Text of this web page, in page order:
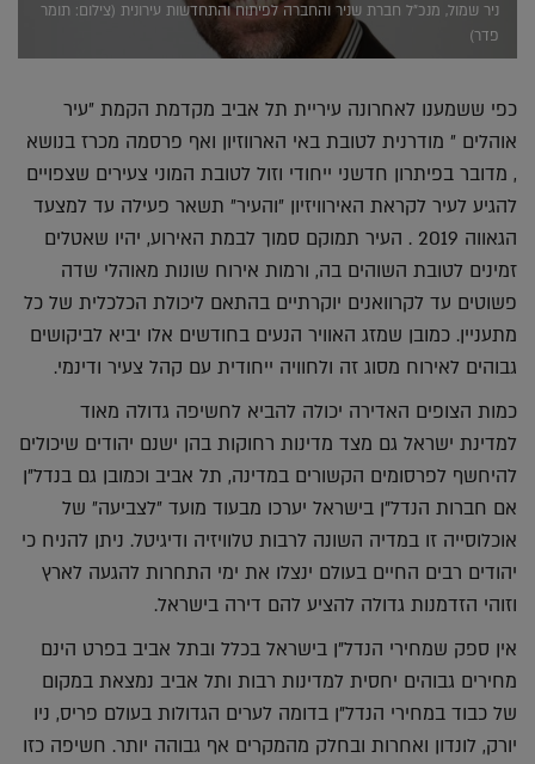
ניר שמול, מנכ"ל חברת שניר והחברה לפיתוח והתחדשות עירונית (צילום: תומר
פדר)
כפי ששמענו לאחרונה עיריית תל אביב מקדמת הקמת ״עיר
אוהלים ״ מודרנית לטובת באי הארווזיון ואף פרסמה מכרז בנושא
, מדובר בפיתרון חדשני ייחודי וזול לטובת המוני צעירים שצפויים
להגיע לעיר לקראת האירוויזיון ״והעיר״ תשאר פעילה עד למצעד
הגאווה 2019 . העיר תמוקם סמוך לבמת האירוע, יהיו שאטלים
זמינים לטובת השוהים בה, ורמות אירוח שונות מאוהלי שדה
פשוטים עד לקרוואנים יוקרתיים בהתאם ליכולת הכלכלית של כל
מתעניין. כמובן שמזג האוויר הנעים בחודשים אלו יביא לביקושים
גבוהים לאירוח מסוג זה ולחוויה ייחודית עם קהל צעיר ודינמי.
כמות הצופים האדירה יכולה להביא לחשיפה גדולה מאוד
למדינת ישראל גם מצד מדינות רחוקות בהן ישנם יהודים שיכולים
להיחשף לפרסומים הקשורים במדינה, תל אביב וכמובן גם בנדל"ן
אם חברות הנדל"ן בישראל יערכו מבעוד מועד ״לצביעה״ של
אוכלוסייה זו במדיה השונה לרבות טלוויזיה ודיגיטל. ניתן להניח כי
יהודים רבים החיים בעולם ינצלו את ימי התחרות להגעה לארץ
וזוהי הזדמנות גדולה להציע להם דירה בישראל.
אין ספק שמחירי הנדל"ן בישראל בכלל ובתל אביב בפרט הינם
מחירים גבוהים יחסית למדינות רבות ותל אביב נמצאת במקום
של כבוד במחירי הנדל"ן בדומה לערים הגדולות בעולם פריס, ניו
יורק, לונדון ואחרות ובחלק מהמקרים אף גבוהה יותר. חשיפה כזו